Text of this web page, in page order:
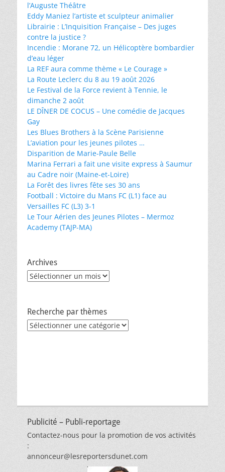
l’Auguste Théâtre
Eddy Maniez l’artiste et sculpteur animalier
Librairie : L’Inquisition Française – Des juges
contre la justice ?
Incendie : Morane 72, un Hélicoptère bombardier
d’eau léger
La REF aura comme thème « Le Courage »
La Route Leclerc du 8 au 19 août 2026
Le Festival de la Force revient à Tennie, le
dimanche 2 août
LE DÎNER DE COCUS – Une comédie de Jacques
Gay
Les Blues Brothers à la Scène Parisienne
L’aviation pour les jeunes pilotes …
Disparition de Marie-Paule Belle
Marina Ferrari a fait une visite express à Saumur
au Cadre noir (Maine-et-Loire)
La Forêt des livres fête ses 30 ans
Football : Victoire du Mans FC (L1) face au
Versailles FC (L3) 3-1
Le Tour Aérien des Jeunes Pilotes – Mermoz
Academy (TAJP-MA)
Archives
Archives
Recherche par thèmes
Recherche
Publicité – Publi-reportage
Contactez-nous pour la promotion de vos activités
:
annonceur@lesreportersdunet.com